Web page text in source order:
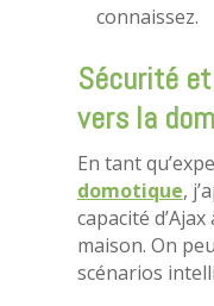
connaissez.
Sécurité
vers la
En tant
domotique,
capacité
maison. On
scénarios